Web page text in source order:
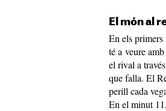
El món al
En els
té a veure
el rival a
que falla. El
perill cada
En el minut 11,